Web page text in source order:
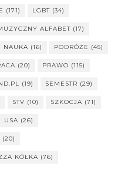
(171) LGBT (34)
ALFABET (17)
NAUKA (16) PODRÓŻE (45)
(20) PRAWO (115)
(19) SEMESTR (29)
STV (10) SZKOCJA (71)
USA (26)
(20)
KÓŁKA (76)